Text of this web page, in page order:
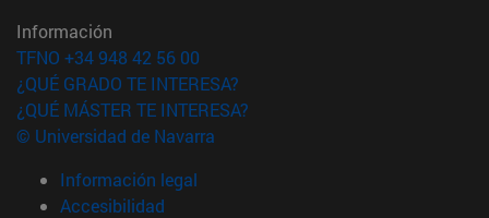
Información
TFNO +34 948 42 56 00
¿QUÉ GRADO TE INTERESA?
¿QUÉ MÁSTER TE INTERESA?
© Universidad de Navarra
Información legal
Accesibilidad